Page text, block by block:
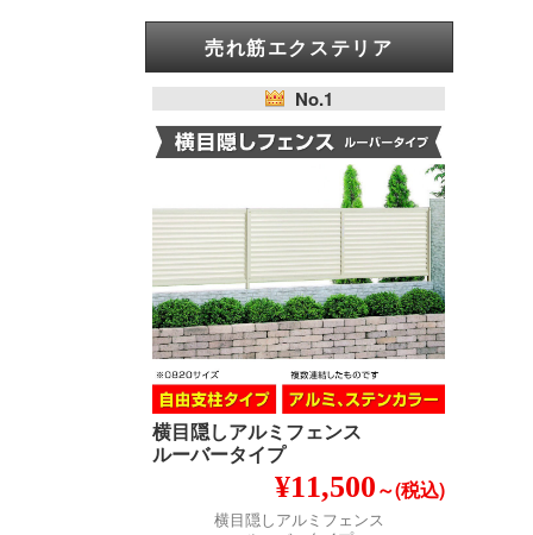
売れ筋エクステリア
No.1
横目隠しアルミフェンス
ルーバータイプ
¥11,500～(税込)
横目隠しアルミフェンス